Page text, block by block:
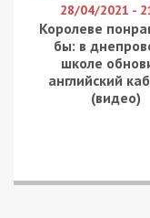
28/04/2021 -
Королеве
бы: в
школе
английский
(видео)